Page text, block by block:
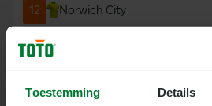
Toestemming Details
WEDDEN OP MIDDLESBROUGH
12 Norwich City
13